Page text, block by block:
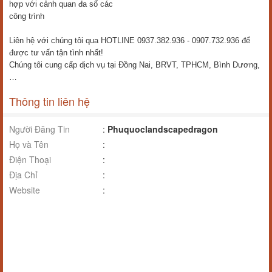
hợp với cảnh quan đa số các
công trình
Liên hệ với chúng tôi qua HOTLINE 0937.382.936 - 0907.732.936 để
được tư vấn tận tình nhất!
Chúng tôi cung cấp dịch vụ tại Đồng Nai, BRVT, TPHCM, Bình Dương,
…
Thông tin liên hệ
Người Đăng Tin : Phuquoclandscapedragon
Họ và Tên
:
Điện Thoại
:
Địa Chỉ
:
Website
: